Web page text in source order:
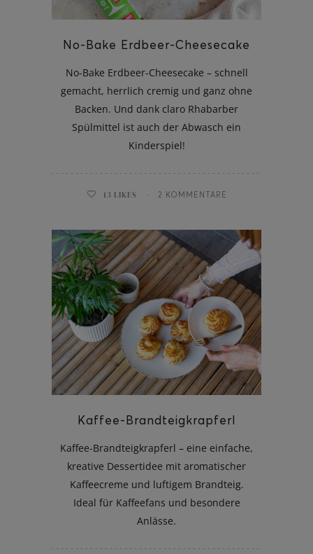
No-Bake Erdbeer-Cheesecake
No-Bake Erdbeer-Cheesecake – schnell
gemacht, herrlich cremig und ganz ohne
Backen. Und dank claro Rhabarber
Spülmittel ist auch der Abwasch ein
Kinderspiel!
13 LIKES 2 KOMMENTARE
Kaffee-Brandteigkrapferl
Kaffee-Brandteigkrapferl – eine einfache,
kreative Dessertidee mit aromatischer
Kaffeecreme und luftigem Brandteig.
Ideal für Kaffeefans und besondere
Anlässe.